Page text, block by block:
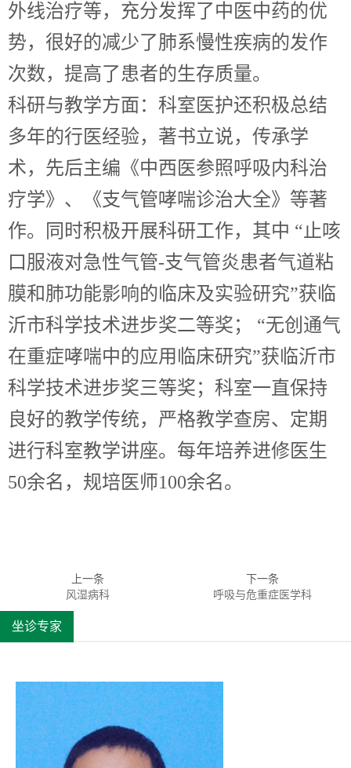
外线治疗等，充分发挥了中医中药的优
势，很好的减少了肺系慢性疾病的发作
次数，提高了患者的生存质量。
科研与教学方面：科室医护还积极总结
多年的行医经验，著书立说，传承学
术，先后主编《中西医参照呼吸内科治
疗学》、《支气管哮喘诊治大全》等著
作。同时积极开展科研工作，其中 “止咳
口服液对急性气管-支气管炎患者气道粘
膜和肺功能影响的临床及实验研究”获临
沂市科学技术进步奖二等奖； “无创通气
在重症哮喘中的应用临床研究”获临沂市
科学技术进步奖三等奖；科室一直保持
良好的教学传统，严格教学查房、定期
进行科室教学讲座。每年培养进修医生
50余名，规培医师100余名。
上一条
风湿病科
下一条
呼吸与危重症医学科
坐诊专家